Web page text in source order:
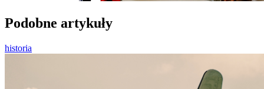
Podobne artykuły
historia